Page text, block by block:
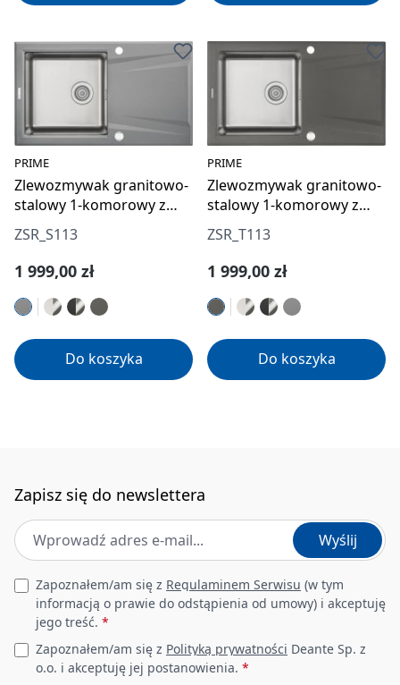
PRIME
Zlewozmywak granitowo-
stalowy 1-komorowy z
ociekaczem
ZSR_S113
Cena regularna:
1 999,00 zł
Do koszyka
PRIME
Zlewozmywak granitowo-
stalowy 1-komorowy z
ociekaczem
ZSR_T113
Cena regularna:
1 999,00 zł
Do koszyka
Zapisz się do newslettera
Adres e-mail *
Wyślij
Leave this field empty
Zapoznałem/am się z Regulaminem Serwisu (w tym
informacją o prawie do odstąpienia od umowy) i akceptuję
jego treść. *
Zapoznałem/am się z Polityką prywatności Deante Sp. z
o.o. i akceptuję jej postanowienia. *